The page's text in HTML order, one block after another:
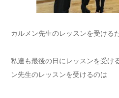
カルメン先生のレッスンを受ける
私達も最後の日にレッスンを受け
ン先生のレッスンを受けるのは